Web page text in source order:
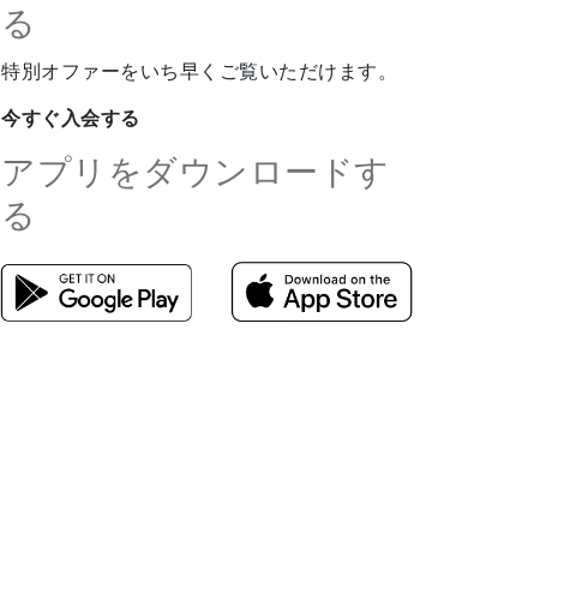
る
特別オファーをいち早くご覧いただけます。
今すぐ入会する
アプリをダウンロードす
る